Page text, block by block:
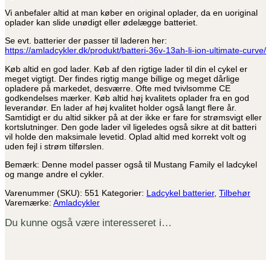
Vi anbefaler altid at man køber en original oplader, da en uoriginal
oplader kan slide unødigt eller ødelægge batteriet.
Se evt. batterier der passer til laderen her:
https://amladcykler.dk/produkt/batteri-36v-13ah-li-ion-ultimate-curve/
Køb altid en god lader. Køb af den rigtige lader til din el cykel er
meget vigtigt. Der findes rigtig mange billige og meget dårlige
opladere på markedet, desværre. Ofte med tvivlsomme CE
godkendelses mærker. Køb altid høj kvalitets oplader fra en god
leverandør. En lader af høj kvalitet holder også langt flere år.
Samtidigt er du altid sikker på at der ikke er fare for strømsvigt eller
kortslutninger. Den gode lader vil ligeledes også sikre at dit batteri
vil holde den maksimale levetid. Oplad altid med korrekt volt og
uden fejl i strøm tilførslen.
Bemærk: Denne model passer også til Mustang Family el ladcykel
og mange andre el cykler.
Varenummer (SKU): 551 Kategorier: Ladcykel batterier, Tilbehør
Varemærke: Amladcykler
Du kunne også være interesseret i…